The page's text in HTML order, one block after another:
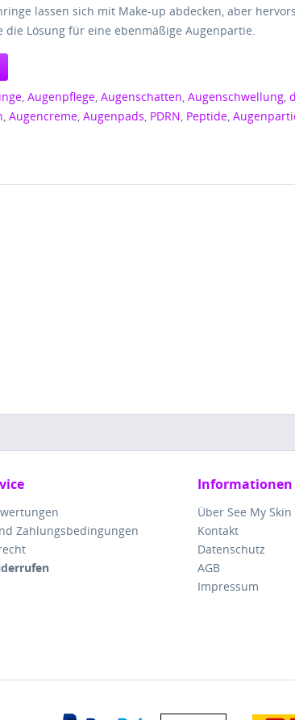
lassen sich mit Make-up abdecken, aber
die Lösung für eine ebenmäßige Augenpartie.
,Augenpflege,Augenschatten,Augenschwellung,
,Augencreme,Augenpads, PDRN, Peptide,
Zahlungsbedingungen
Informationen
Über See My Skin
Kontakt
Datenschutz
AGB
Impressum